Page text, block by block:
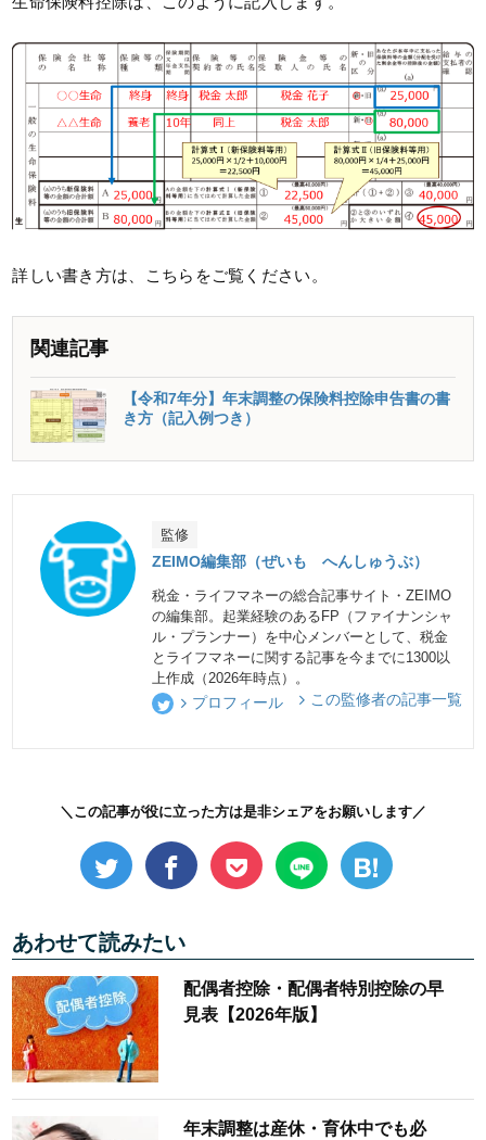
詳しい書き方は、こちらをご覧ください。
関連記事
【令和7年分】年末調整の保険料控除申告書の書
き方（記入例つき）
監修
ZEIMO編集部（ぜいも へんしゅうぶ）
税金・ライフマネーの総合記事サイト・ZEIMO
の編集部。起業経験のあるFP（ファイナンシャ
ル・プランナー）を中心メンバーとして、税金
とライフマネーに関する記事を今までに1300以
上作成（2026年時点）。
プロフィール この監修者の記事一覧
＼この記事が役に立った方は是非シェアをお願いします／
あわせて読みたい
配偶者控除・配偶者特別控除の早
見表【2026年版】
年末調整は産休・育休中でも必